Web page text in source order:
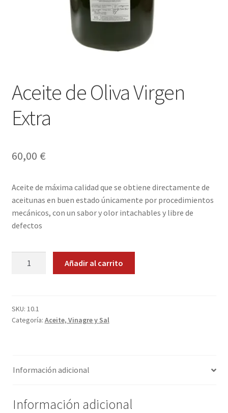
Menaje, Complementos y Servicios
Mi cuenta
Ofertas
Pescados y Mariscos
Política de Privacidad Y Cookies
Tienda
Aceite de Oliva Virgen
Extra
60,00 €
Aceite de máxima calidad que se obtiene directamente de
aceitunas en buen estado únicamente por procedimientos
mecánicos, con un sabor y olor intachables y libre de
defectos
Extra
cantidad
Añadir al carrito
SKU: 10.1
Categoría: Aceite, Vinagre y Sal
Información adicional
Información adicional